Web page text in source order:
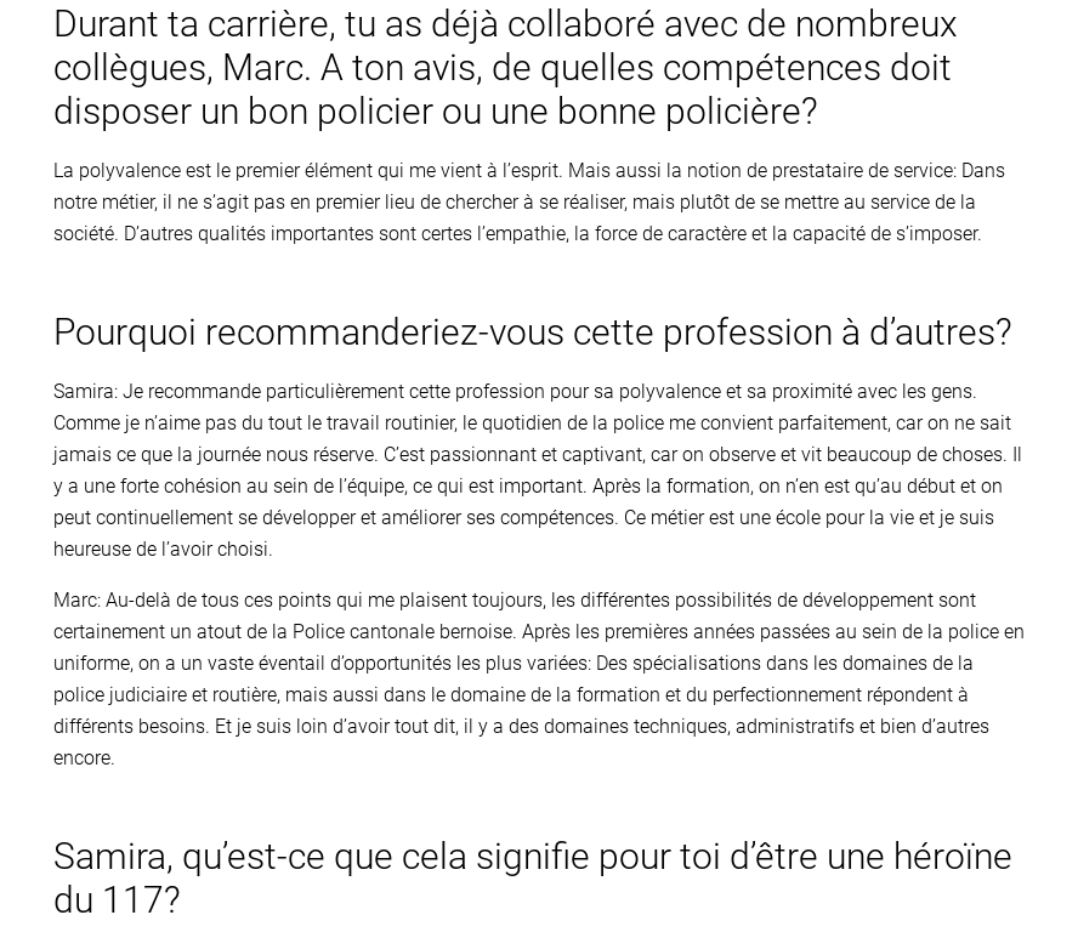
Durant ta carrière, tu as déjà collaboré avec de nombreux
collègues, Marc. A ton avis, de quelles compétences doit
disposer un bon policier ou une bonne policière?
La polyvalence est le premier élément qui me vient à l’esprit. Mais aussi la notion de prestataire de service: Dans
notre métier, il ne s’agit pas en premier lieu de chercher à se réaliser, mais plutôt de se mettre au service de la
société. D’autres qualités importantes sont certes l’empathie, la force de caractère et la capacité de s’imposer.
Pourquoi recommanderiez-vous cette profession à d’autres?
Samira: Je recommande particulièrement cette profession pour sa polyvalence et sa proximité avec les gens.
Comme je n’aime pas du tout le travail routinier, le quotidien de la police me convient parfaitement, car on ne sait
jamais ce que la journée nous réserve. C’est passionnant et captivant, car on observe et vit beaucoup de choses. Il
y a une forte cohésion au sein de l’équipe, ce qui est important. Après la formation, on n’en est qu’au début et on
peut continuellement se développer et améliorer ses compétences. Ce métier est une école pour la vie et je suis
heureuse de l’avoir choisi.
Marc: Au-delà de tous ces points qui me plaisent toujours, les différentes possibilités de développement sont
certainement un atout de la Police cantonale bernoise. Après les premières années passées au sein de la police en
uniforme, on a un vaste éventail d’opportunités les plus variées: Des spécialisations dans les domaines de la
police judiciaire et routière, mais aussi dans le domaine de la formation et du perfectionnement répondent à
différents besoins. Et je suis loin d’avoir tout dit, il y a des domaines techniques, administratifs et bien d’autres
encore.
Samira, qu’est-ce que cela signifie pour toi d’être une héroïne
du 117?